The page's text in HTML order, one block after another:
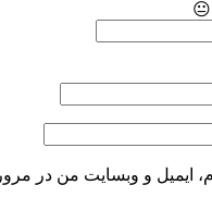
😐
ایمیل و وبسایت من در